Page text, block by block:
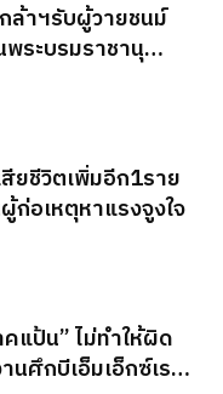
ล้าฯรับผู้วายชนม์
พระบรมราชานุ
ยชีวิตเพิ่มอีก1ราย
ก่อเหตุหาแรงจูงใจ
แป้น” ไม่ทำให้ผิด
นศึกบีเอ็มเอ็กซ์เรซ